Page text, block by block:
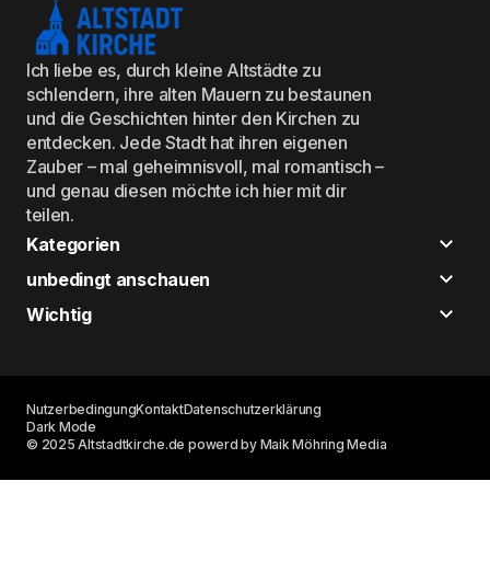
Ich liebe es, durch kleine Altstädte zu
schlendern, ihre alten Mauern zu bestaunen
und die Geschichten hinter den Kirchen zu
entdecken. Jede Stadt hat ihren eigenen
Zauber – mal geheimnisvoll, mal romantisch –
und genau diesen möchte ich hier mit dir
teilen.
Kategorien
unbedingt anschauen
Wichtig
© 2025 Altstadtkirche.de powerd by Maik Möhring Media
NutzerbedingungKontaktDatenschutzerklärung
Dark Mode